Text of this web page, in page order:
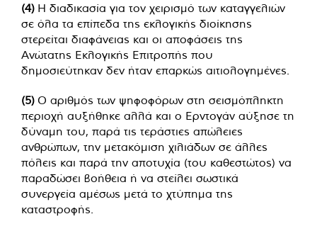
(4) Η διαδικασία για τον χειρισμό των καταγγελιών
σε όλα τα επίπεδα της εκλογικής διοίκησης
στερείται διαφάνειας και οι αποφάσεις της
Ανώτατης Εκλογικής Επιτροπής που
δημοσιεύτηκαν δεν ήταν επαρκώς αιτιολογημένες.
(5) Ο αριθμός των ψηφοφόρων στη σεισμόπληκτη
περιοχή αυξήθηκε αλλά και ο Ερντογάν αύξησε τη
δύναμη του, παρά τις τεράστιες απώλειες
ανθρώπων, την μετακόμιση χιλιάδων σε άλλες
πόλεις και παρά την αποτυχία (του καθεστώτος) να
παραδώσει βοήθεια ή να στείλει σωστικά
συνεργεία αμέσως μετά το χτύπημα της
καταστροφής.